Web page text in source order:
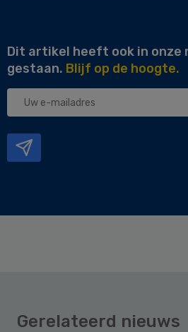
Dit artikel heeft ook in onze
gestaan. Blijf op de hoogte.
Uw
Gerelateerd nieuws